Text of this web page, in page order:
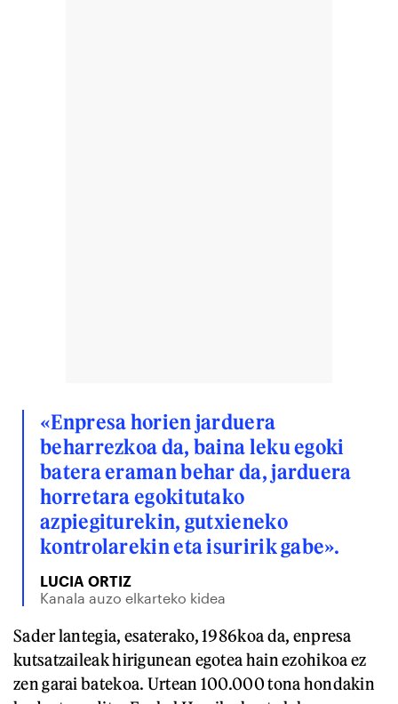
«Enpresa horien jarduera
beharrezkoa da, baina leku egoki
batera eraman behar da, jarduera
horretara egokitutako
azpiegiturekin, gutxieneko
kontrolarekin eta isuririk gabe».
LUCIA ORTIZ
Kanala auzo elkarteko kidea
Sader lantegia, esaterako, 1986koa da, enpresa
kutsatzaileak hirigunean egotea hain ezohikoa ez
zen garai batekoa. Urtean 100.000 tona hondakin